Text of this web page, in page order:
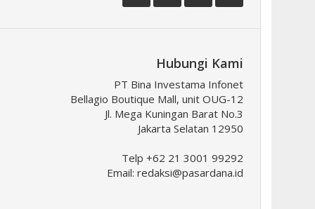
Hubungi Kami
PT Bina Investama Infonet
Bellagio Boutique Mall, unit OUG-12
Jl. Mega Kuningan Barat No.3
Jakarta Selatan 12950
Telp +62 21 3001 99292
Email: redaksi@pasardana.id